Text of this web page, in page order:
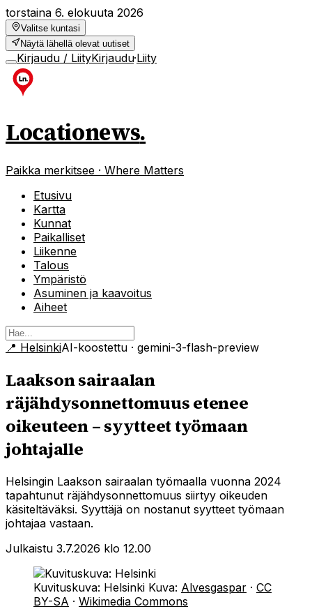
torstaina 6. elokuuta 2026
Valitse kuntasi
Näytä lähellä olevat uutiset
Kirjaudu / LiityKirjaudu·Liity
Locationews.
Paikka merkitsee · Where Matters
Etusivu
Kartta
Kunnat
Paikalliset
Liikenne
Talous
Ympäristö
Asuminen ja kaavoitus
Aiheet
📍 HelsinkiAI-koostettu · gemini-3-flash-preview
Laakson sairaalan
räjähdysonnettomuus etenee
oikeuteen – syytteet työmaan
johtajalle
Helsingin Laakson sairaalan työmaalla vuonna 2024
tapahtunut räjähdysonnettomuus siirtyy oikeuden
käsiteltäväksi. Syyttäjä on nostanut syytteet työmaan
johtajaa vastaan.
Julkaistu 3.7.2026 klo 12.00
Kuvituskuva: Helsinki Kuva: Alvesgaspar · CC
BY-SA · Wikimedia Commons